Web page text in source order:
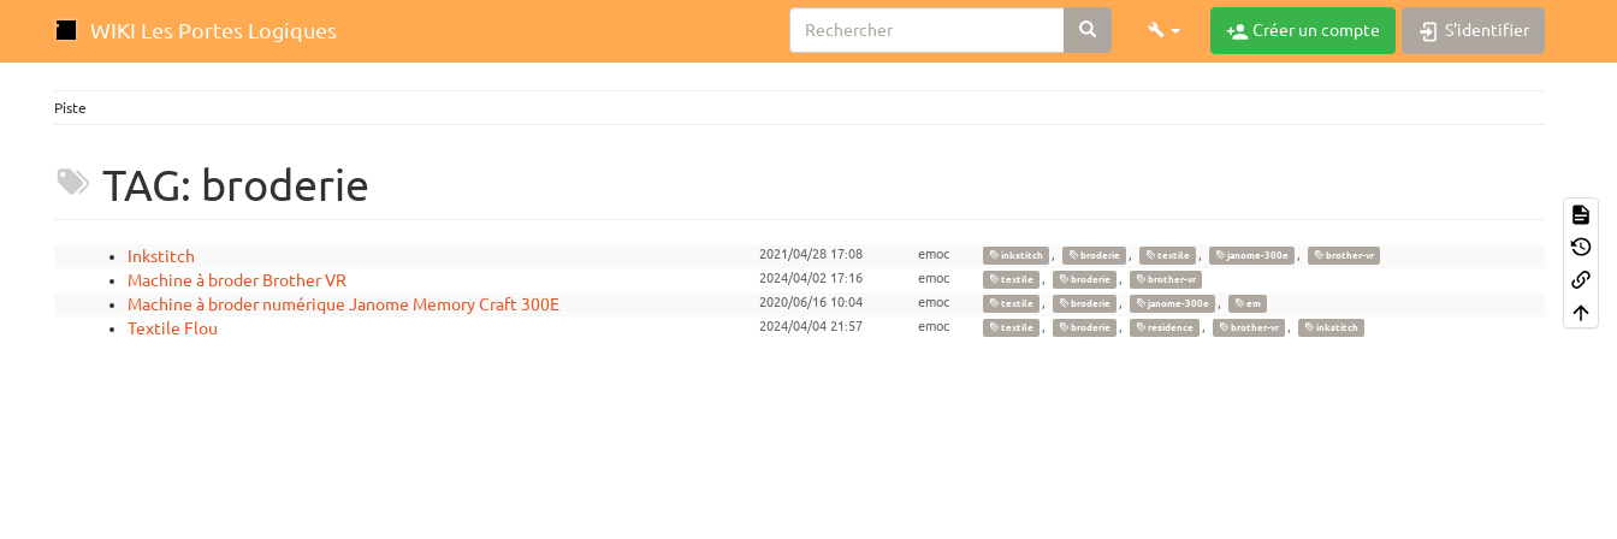
WIKI Les Portes Logiques Créer un compte S'identifier
Piste
TAG: broderie
Inkstitch 2021/04/28 17:08 emoc inkstitch broderie textile janome-300e brother-vr
Machine à broder Brother VR 2024/04/02 17:16 emoc textile broderie brother-vr
Machine à broder numérique Janome Memory Craft 300E 2020/06/16 10:04 emoc textile broderie janome-300e em
Textile Flou 2024/04/04 21:57 emoc textile broderie residence brother-vr inkstitch